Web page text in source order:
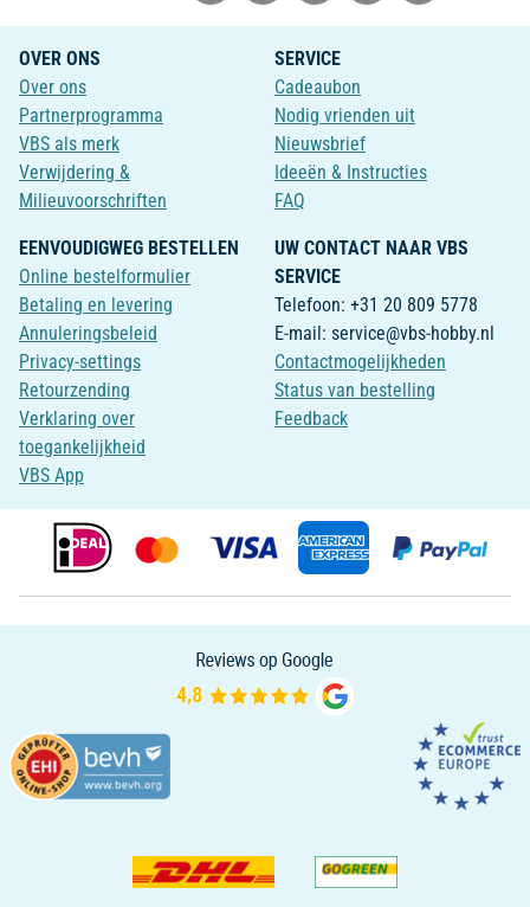
OVER ONS
Over ons
Partnerprogramma
VBS als merk
Verwijdering &
Milieuvoorschriften
SERVICE
Cadeaubon
Nodig vrienden uit
Nieuwsbrief
Ideeën & Instructies
FAQ
EENVOUDIGWEG BESTELLEN
Online bestelformulier
Betaling en levering
Annuleringsbeleid
Privacy-settings
Retourzending
Verklaring over
toegankelijkheid
VBS App
UW CONTACT NAAR VBS
SERVICE
Telefoon: +31 20 809 5778
E-mail: service@vbs-hobby.nl
Contactmogelijkheden
Status van bestelling
Feedback